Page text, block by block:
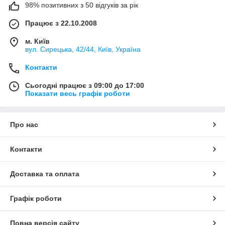
98% позитивних з 50 відгуків за рік
Працює з 22.10.2008
м. Київ
вул. Сирецька, 42/44, Київ, Україна
Контакти
Сьогодні працює з 09:00 до 17:00
Показати весь графік роботи
Про нас
Контакти
Доставка та оплата
Графік роботи
Повна версія сайту